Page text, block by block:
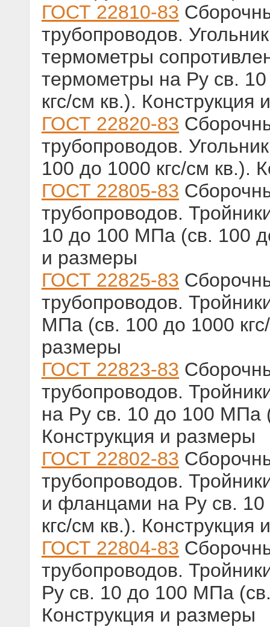
ГОСТ 22810-83
трубопроводов.
термометры
термометры на Ру св.
кгс/см кв.). Конструкция
ГОСТ 22820-83
трубопроводов.
100 до 1000 кгс/см кв.).
ГОСТ 22805-83
трубопроводов.
10 до 100 МПа (св. 100
и размеры
ГОСТ 22825-83
трубопроводов.
МПа (св. 100 до 1000
размеры
ГОСТ 22823-83
трубопроводов.
на Ру св. 10 до 100 МПа
Конструкция и размеры
ГОСТ 22802-83
трубопроводов.
и фланцами на Ру св.
кгс/см кв.). Конструкция
ГОСТ 22804-83
трубопроводов.
Ру св. 10 до 100 МПа
Конструкция и размеры